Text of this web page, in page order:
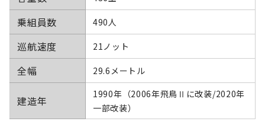
乗組員数 490人
巡航速度 21ノット
全幅 29.6メートル
建造年
1990年（2006年飛鳥Ⅱに改装/2020年
一部改装）